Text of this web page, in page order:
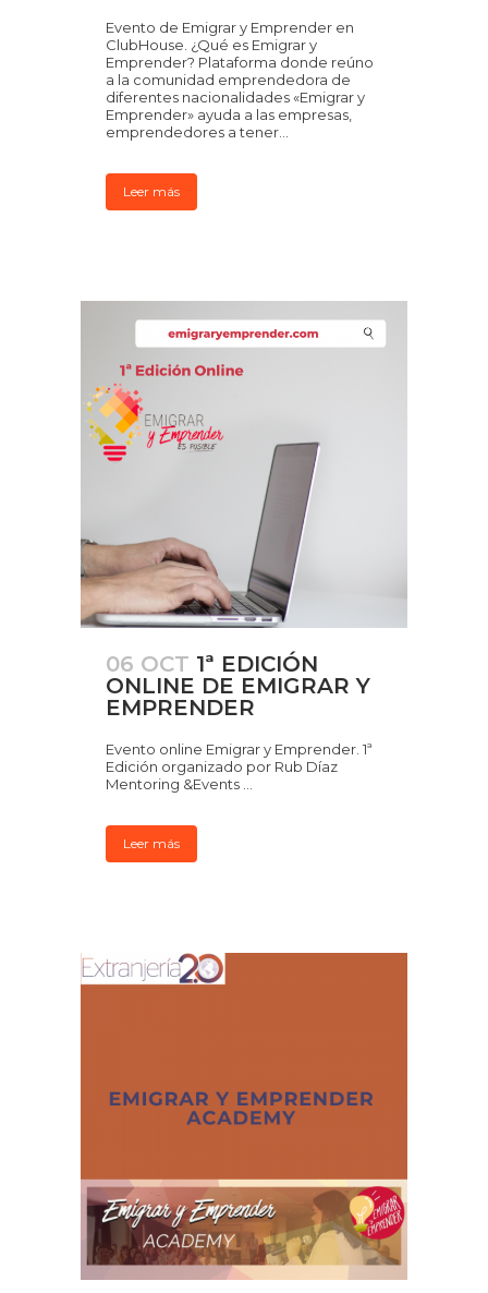
Evento de Emigrar y Emprender en
ClubHouse. ¿Qué es Emigrar y
Emprender? Plataforma donde reúno
a la comunidad emprendedora de
diferentes nacionalidades «Emigrar y
Emprender» ayuda a las empresas,
emprendedores a tener...
Leer más
06 OCT 1ª EDICIÓN
ONLINE DE EMIGRAR Y
EMPRENDER
Evento online Emigrar y Emprender. 1ª
Edición organizado por Rub Díaz
Mentoring &Events ...
Leer más